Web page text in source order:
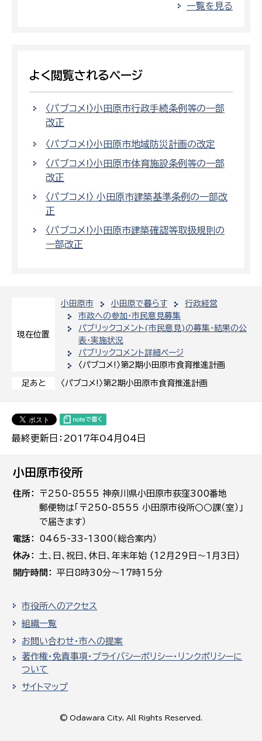
現在位置
小田原市 小田原で暮らす
行政経営
市政への参加・市民意見募集
パブリックコメント(市民意見)の募集・結果の公
表・実施状況
パブリックコメント詳細ページ
〈パブコメ!〉第2期小田原市食育推進計画
足あと 〈パブコメ!〉第2期小田原市食育推進計画
最終更新日：2017年04月04日
一覧を見る
よく閲覧されるページ
〈パブコメ!〉小田原市行政手続条例等の一部
改正
〈パブコメ!〉小田原市地域防災計画の改定
〈パブコメ!〉小田原市体育施設条例等の一部
改正
〈パブコメ!〉 小田原市建築基準条例の一部改
正
〈パブコメ!〉小田原市建築確認等取扱規則の
一部改正
小田原市役所
住所
〒250-8555 神奈川県小田原市荻窪300番地
郵便物は「〒250-8555 小田原市役所○○課（室）」
で届きます）
電話
0465-33-1300（総合案内）
休み
土､日､祝日、休日、年末年始 (12月29日～1月3日)
開庁時間
平日8時30分～17時15分
市役所へのアクセス
組織一覧
お問い合わせ・市への提案
著作権・免責事項・プライバシーポリシー・リンクポリシーに
ついて
サイトマップ
© Odawara City, All Rights Reserved.